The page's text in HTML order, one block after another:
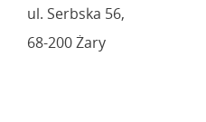
ul. Serbska 56,
68-200 Żary